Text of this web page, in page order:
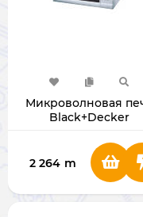
Микроволновая
Black+Decker
2 264 m